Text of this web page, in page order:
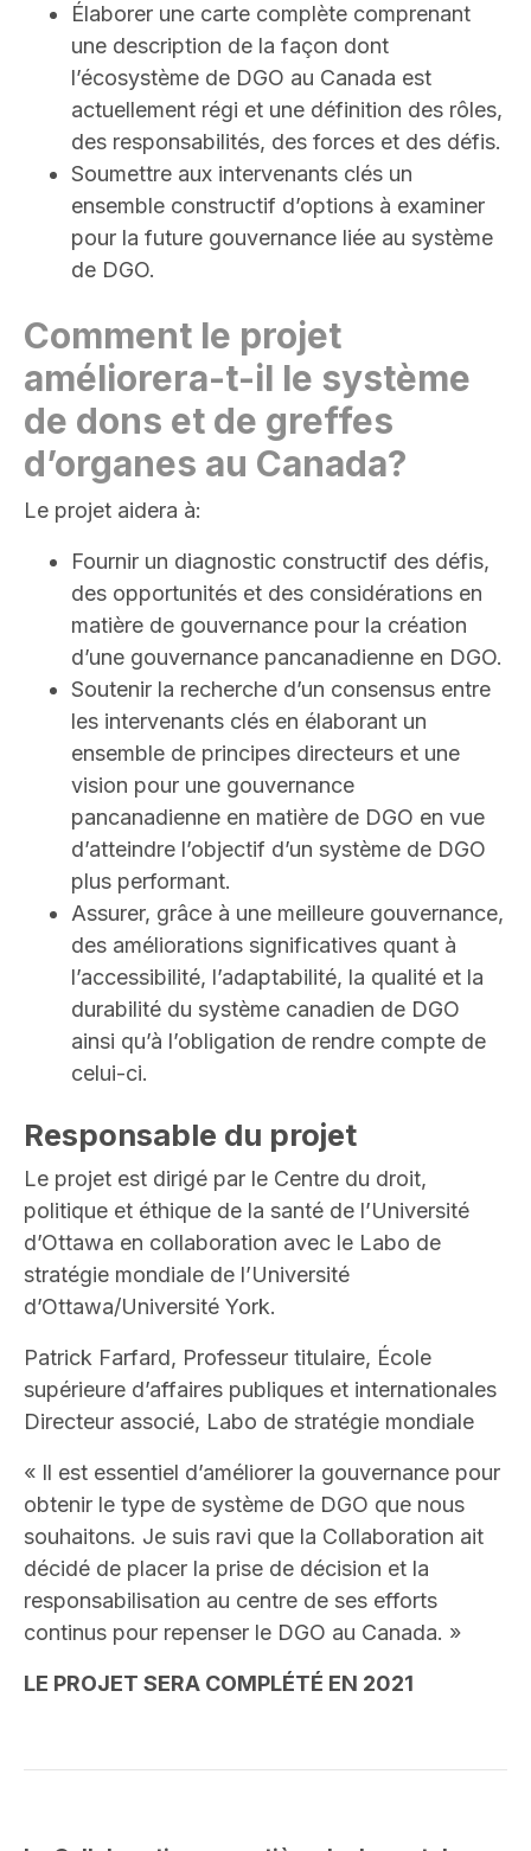
Élaborer une carte complète comprenant
une description de la façon dont
l’écosystème de DGO au Canada est
actuellement régi et une définition des rôles,
des responsabilités, des forces et des défis.
Soumettre aux intervenants clés un
ensemble constructif d’options à examiner
pour la future gouvernance liée au système
de DGO.
Comment le projet
améliorera-t-il le système
de dons et de greffes
d’organes au Canada?
Le projet aidera à:
Fournir un diagnostic constructif des défis,
des opportunités et des considérations en
matière de gouvernance pour la création
d’une gouvernance pancanadienne en DGO.
Soutenir la recherche d’un consensus entre
les intervenants clés en élaborant un
ensemble de principes directeurs et une
vision pour une gouvernance
pancanadienne en matière de DGO en vue
d’atteindre l’objectif d’un système de DGO
plus performant.
Assurer, grâce à une meilleure gouvernance,
des améliorations significatives quant à
l’accessibilité, l’adaptabilité, la qualité et la
durabilité du système canadien de DGO
ainsi qu’à l’obligation de rendre compte de
celui-ci.
Responsable du projet
Le projet est dirigé par le Centre du droit,
politique et éthique de la santé de l’Université
d’Ottawa en collaboration avec le Labo de
stratégie mondiale de l’Université
d’Ottawa/Université York.
Patrick Farfard, Professeur titulaire, École
supérieure d’affaires publiques et internationales
Directeur associé, Labo de stratégie mondiale
« Il est essentiel d’améliorer la gouvernance pour
obtenir le type de système de DGO que nous
souhaitons. Je suis ravi que la Collaboration ait
décidé de placer la prise de décision et la
responsabilisation au centre de ses efforts
continus pour repenser le DGO au Canada. »
LE PROJET SERA COMPLÉTÉ EN 2021